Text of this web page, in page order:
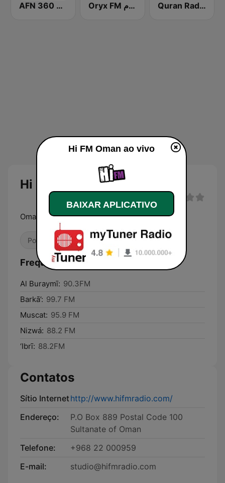
AFN 360 Bahrain Oryx FM راديو اوريكس أف أم Quran Radio Oman
Hi FM Oman
Oman's #1 Hit Music Station
Pop / Top 40 J-pop R&B / Soul
Frequências Hi FM Oman:
Al Buraymī: 90.3FM
Barkā’: 99.7 FM
Muscat: 95.9 FM
Nizwá: 88.2 FM
‘Ibrī: 88.2FM
Contatos
Sítio Internethttp://www.hifmradio.com/
Endereço:
P.O Box 889 Postal Code 100
Sultanate of Oman
Telefone:
+968 22 000959
E-mail:
studio@hifmradio.com
Hi FM Oman ao vivo
BAIXAR APLICATIVO